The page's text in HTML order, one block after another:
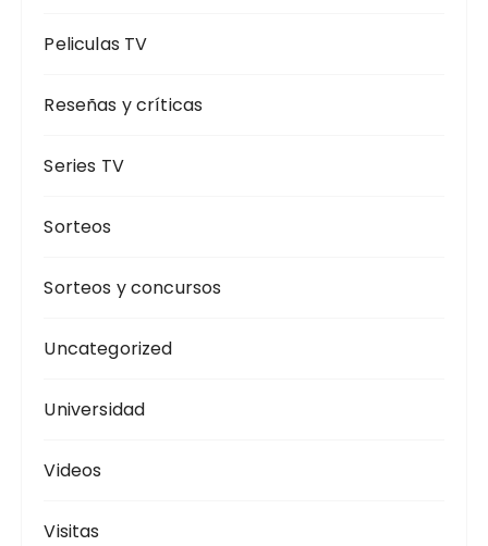
Peliculas TV
Reseñas y críticas
Series TV
Sorteos
Sorteos y concursos
Uncategorized
Universidad
Videos
Visitas